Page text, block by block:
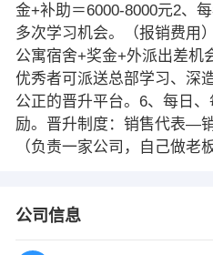
金+补助＝6000-8000元2、
多次学习机会。（报销费用
公寓宿舍+奖金+外派出差机
优秀者可派送总部学习、深
公正的晋升平台。6、每日
励。晋升制度：销售代表—
（负责一家公司，自己做老板
公司信息